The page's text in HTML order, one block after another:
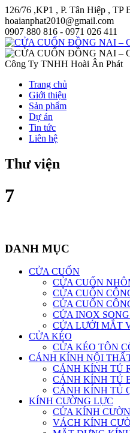
126/76 ,KP1 , P. Tân Hiệp , TP
hoaianphat2010@gmail.com
0907 880 816 - 0971 026 411
Công Ty TNHH Hoài Ân Phát
Trang chủ
Giới thiệu
Sản phẩm
Dự án
Tin tức
Liên hệ
Thư viện
7
DANH MỤC
CỬA CUỐN
CỬA CUỐN
CỬA CUỐN
CỬA CUỐN
CỬA INOX
CỬA LƯỚI MẮT
CỬA KÉO
CỬA KÉO TÔN
CÁNH KÍNH NỘI
CÁNH KÍNH TỦ
CÁNH KÍNH TỦ
CÁNH KÍNH TỦ
KÍNH CƯỜNG LỰC
CỬA KÍNH
VÁCH KÍNH